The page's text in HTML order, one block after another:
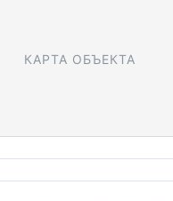
КАРТА ОБЪЕКТА